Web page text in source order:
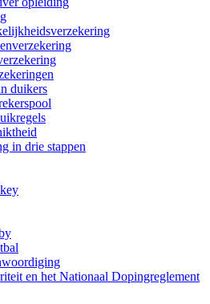
duikers
in drie stappen
en het Nationaal Dopingreglement